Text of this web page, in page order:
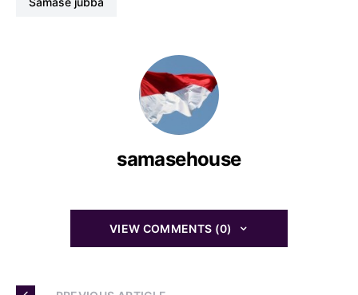
samasehouse
VIEW COMMENTS (0)